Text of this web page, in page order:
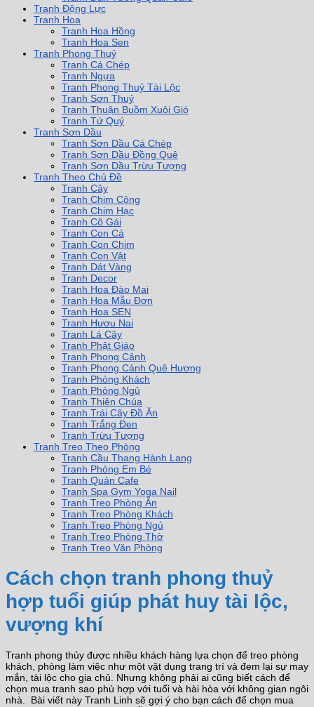
Tranh Động Lực
Tranh Hoa
Tranh Hoa Hồng
Tranh Hoa Sen
Tranh Phong Thuỷ
Tranh Cá Chép
Tranh Ngựa
Tranh Phong Thuỷ Tài Lộc
Tranh Sơn Thuỷ
Tranh Thuận Buồm Xuôi Gió
Tranh Tứ Quý
Tranh Sơn Dầu
Tranh Sơn Dầu Cá Chép
Tranh Sơn Dầu Đồng Quê
Tranh Sơn Dầu Trừu Tượng
Tranh Theo Chủ Đề
Tranh Cây
Tranh Chim Công
Tranh Chim Hạc
Tranh Cô Gái
Tranh Con Cá
Tranh Con Chim
Tranh Con Vật
Tranh Dát Vàng
Tranh Decor
Tranh Hoa Đào Mai
Tranh Hoa Mẫu Đơn
Tranh Hoa SEN
Tranh Hươu Nai
Tranh Lá Cây
Tranh Phật Giáo
Tranh Phong Cảnh
Tranh Phong Cảnh Quê Hương
Tranh Phòng Khách
Tranh Phòng Ngủ
Tranh Thiên Chúa
Tranh Trái Cây Đồ Ăn
Tranh Trắng Đen
Tranh Trừu Tượng
Tranh Treo Theo Phòng
Tranh Cầu Thang Hành Lang
Tranh Phòng Em Bé
Tranh Quán Cafe
Tranh Spa Gym Yoga Nail
Tranh Treo Phòng Ăn
Tranh Treo Phòng Khách
Tranh Treo Phòng Ngủ
Tranh Treo Phòng Thờ
Tranh Treo Văn Phòng
Cách chọn tranh phong thuỷ
hợp tuổi giúp phát huy tài lộc,
vượng khí
Tranh phong thủy được nhiều khách hàng lựa chọn để treo phòng
khách, phòng làm việc như một vật dụng trang trí và đem lại sự may
mắn, tài lộc cho gia chủ. Nhưng không phải ai cũng biết cách để
chọn mua tranh sao phù hợp với tuổi và hài hòa với không gian ngôi
nhà. Bài viết này Tranh Linh sẽ gợi ý cho bạn cách để chọn mua